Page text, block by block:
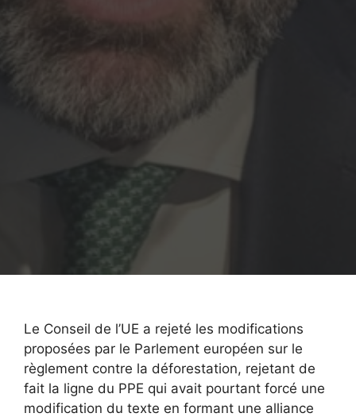
Le Conseil de l’UE a rejeté les modifications
proposées par le Parlement européen sur le
règlement contre la déforestation, rejetant de
fait la ligne du PPE qui avait pourtant forcé une
modification du texte en formant une alliance